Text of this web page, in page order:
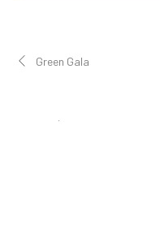
Green Gala